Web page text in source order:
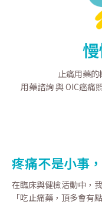
止痛用藥的
用藥諮詢 與 OIC癌痛
疼痛不是小事
在臨床與健檢活動中，
「吃止痛藥，頂多會有